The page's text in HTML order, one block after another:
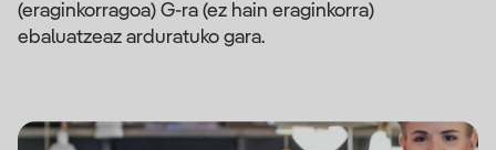
(eraginkorragoa) G-ra (ez hain eraginkorra)
ebaluatzeaz arduratuko gara.